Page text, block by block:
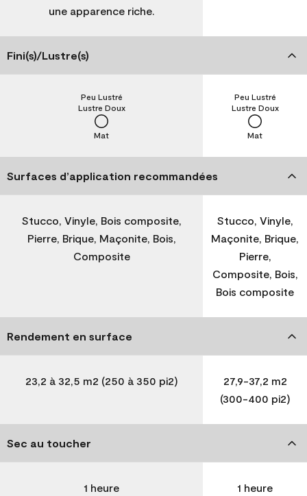
une apparence riche.
Fini(s)/Lustre(s)
Mat
Lustre Doux
Peu Lustré
Mat
Lustre Doux
Peu Lustré
Surfaces d’application recommandées
Stucco, Vinyle, Bois composite,
Pierre, Brique, Maçonite, Bois,
Composite
Stucco, Vinyle,
Maçonite, Brique,
Pierre,
Composite, Bois,
Bois composite
Rendement en surface
23,2 à 32,5 m2 (250 à 350 pi2)
27,9-37,2 m2
(300-400 pi2)
Sec au toucher
1 heure 1 heure